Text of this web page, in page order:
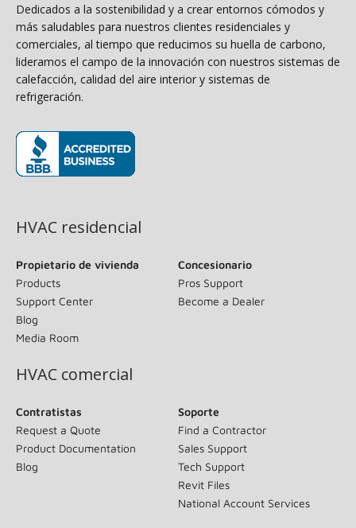
Dedicados a la sostenibilidad y a crear entornos cómodos y
más saludables para nuestros clientes residenciales y
comerciales, al tiempo que reducimos su huella de carbono,
lideramos el campo de la innovación con nuestros sistemas de
calefacción, calidad del aire interior y sistemas de
refrigeración.
HVAC residencial
Propietario de vivienda
Products
Support Center
Blog
Media Room
Concesionario
Pros Support
Become a Dealer
HVAC comercial
Contratistas
Request a Quote
Product Documentation
Blog
Soporte
Find a Contractor
Sales Support
Tech Support
Revit Files
National Account Services